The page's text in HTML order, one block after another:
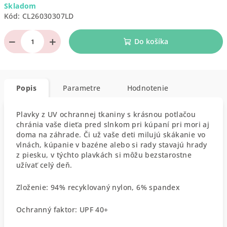
cena:
Skladom
Kód: CL26030307LD
+
− Do košíka
Popis Parametre Hodnotenie
Plavky z UV ochrannej tkaniny s krásnou potlačou
chránia vaše dieťa pred slnkom pri kúpaní pri mori aj
doma na záhrade. Či už vaše deti milujú skákanie vo
vlnách, kúpanie v bazéne alebo si rady stavajú hrady
z piesku, v týchto plavkách si môžu bezstarostne
užívať celý deň.
Zloženie: 94% recyklovaný nylon, 6% spandex
Ochranný faktor: UPF 40+